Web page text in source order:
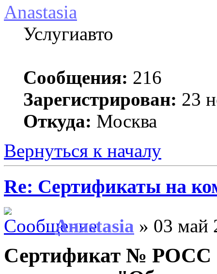
Anastasia
Услугиавто
Сообщения: 216
Зарегистрирован: 23
Откуда: Москва
Вернуться к началу
Re: Сертификаты на
Anastasia » 03 май
Сертификат № РОСС